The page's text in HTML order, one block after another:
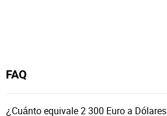
FAQ
¿Cuánto equivale 2 300 Euro a Dólares